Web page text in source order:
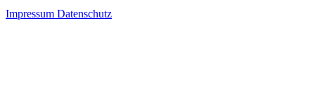
Impressum Datenschutz